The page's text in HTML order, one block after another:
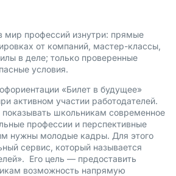
мир профессий изнутри: прямые
от компаний, мастер-классы,
в деле; только проверенные
условия.
«Билет в будущее»
активном участии работодателей.
школьникам современное
профессии и перспективные
нужны молодые кадры. Для этого
сервис, который называется
Его цель — предоставить
возможность напрямую